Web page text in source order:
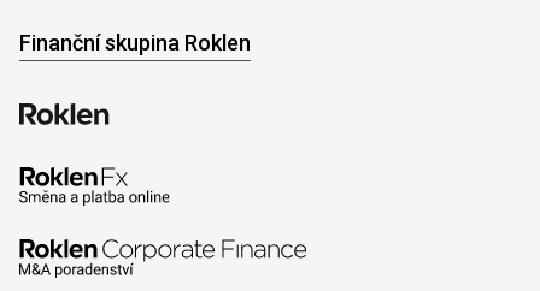
Finanční skupina Roklen